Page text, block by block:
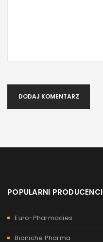
DODAJ KOMENTARZ
POPULARNI PRODUCENCI
Euro-Pharmacies
Bioniche Pharma